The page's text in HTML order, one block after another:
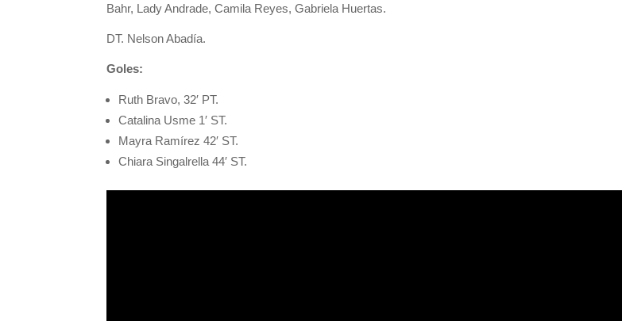
Bahr, Lady Andrade, Camila Reyes, Gabriela Huertas.
DT. Nelson Abadía.
Goles:
Ruth Bravo, 32′ PT.
Catalina Usme 1′ ST.
Mayra Ramírez 42′ ST.
Chiara Singalrella 44′ ST.